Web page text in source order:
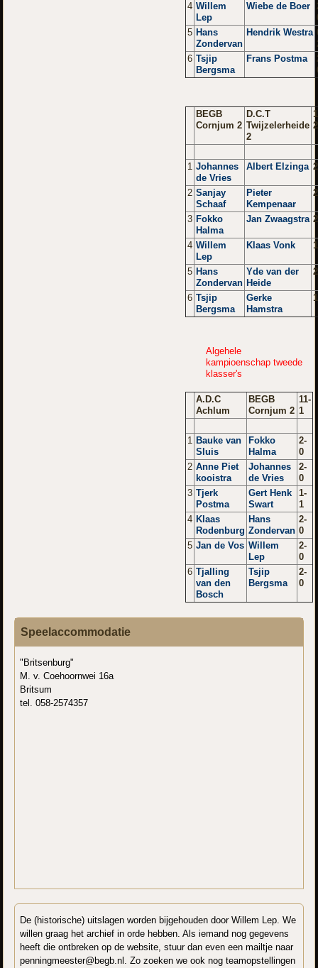
4 Willem
Lep
Wiebe de Boer
5 Hans
Zondervan
Hendrik Westra
6 Tsjip
Bergsma
Frans Postma
BEGB
Cornjum 2
D.C.T
Twijzelerheide
2
2
1 Johannes
de Vries
Albert Elzinga
2 Sanjay
Schaaf
Pieter
Kempenaar
3 Fokko
Halma
Jan Zwaagstra
4 Willem
Lep
Klaas Vonk
5 Hans
Zondervan
Yde van der
Heide
6 Tsjip
Bergsma
Gerke
Hamstra
Algehele
kampioenschap tweede
klasser's
A.D.C
Achlum
BEGB
Cornjum 2
11-
1
1 Bauke van
Sluis
Fokko
Halma
2-
0
2 Anne Piet
kooistra
Johannes
de Vries
2-
0
3 Tjerk
Postma
Gert Henk
Swart
1-
1
4 Klaas
Rodenburg
Hans
Zondervan
2-
0
5 Jan de Vos Willem
Lep
2-
0
6 Tjalling
van den
Bosch
Tsjip
Bergsma
2-
0
Speelaccommodatie
"Britsenburg"
M. v. Coehoornwei 16a
Britsum
tel. 058-2574357
De (historische) uitslagen worden bijgehouden door Willem Lep. We
willen graag het archief in orde hebben. Als iemand nog gegevens
heeft die ontbreken op de website, stuur dan even een mailtje naar
penningmeester@begb.nl. Zo zoeken we ook nog teamopstellingen